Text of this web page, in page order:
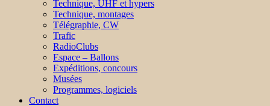
Technique, UHF et hypers
Technique, montages
Télégraphie, CW
Trafic
RadioClubs
Espace – Ballons
Expéditions, concours
Musées
Programmes, logiciels
Contact